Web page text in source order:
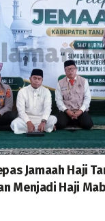
Jamaah Haji
Menjadi Haji